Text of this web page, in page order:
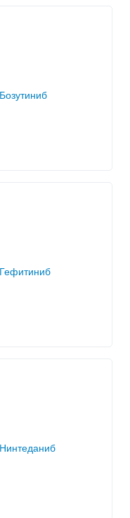
Бозутиниб
Гефитиниб
Нинтеданиб